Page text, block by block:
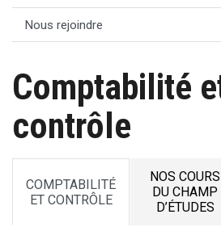
Nous rejoindre
Comptabilité
contrôle
COMPTABILITÉ
ET CONTRÔLE
NOS COURS
DU CHAMP
D’ÉTUDES